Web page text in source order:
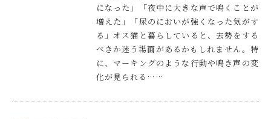
になった」「夜中に大きな声で鳴くことが
増えた」「尿のにおいが強くなった気がす
る」オス猫と暮らしていると、去勢をする
べきか迷う場面があるかもしれません。特
に、マーキングのような行動や鳴き声の変
化が見られる……